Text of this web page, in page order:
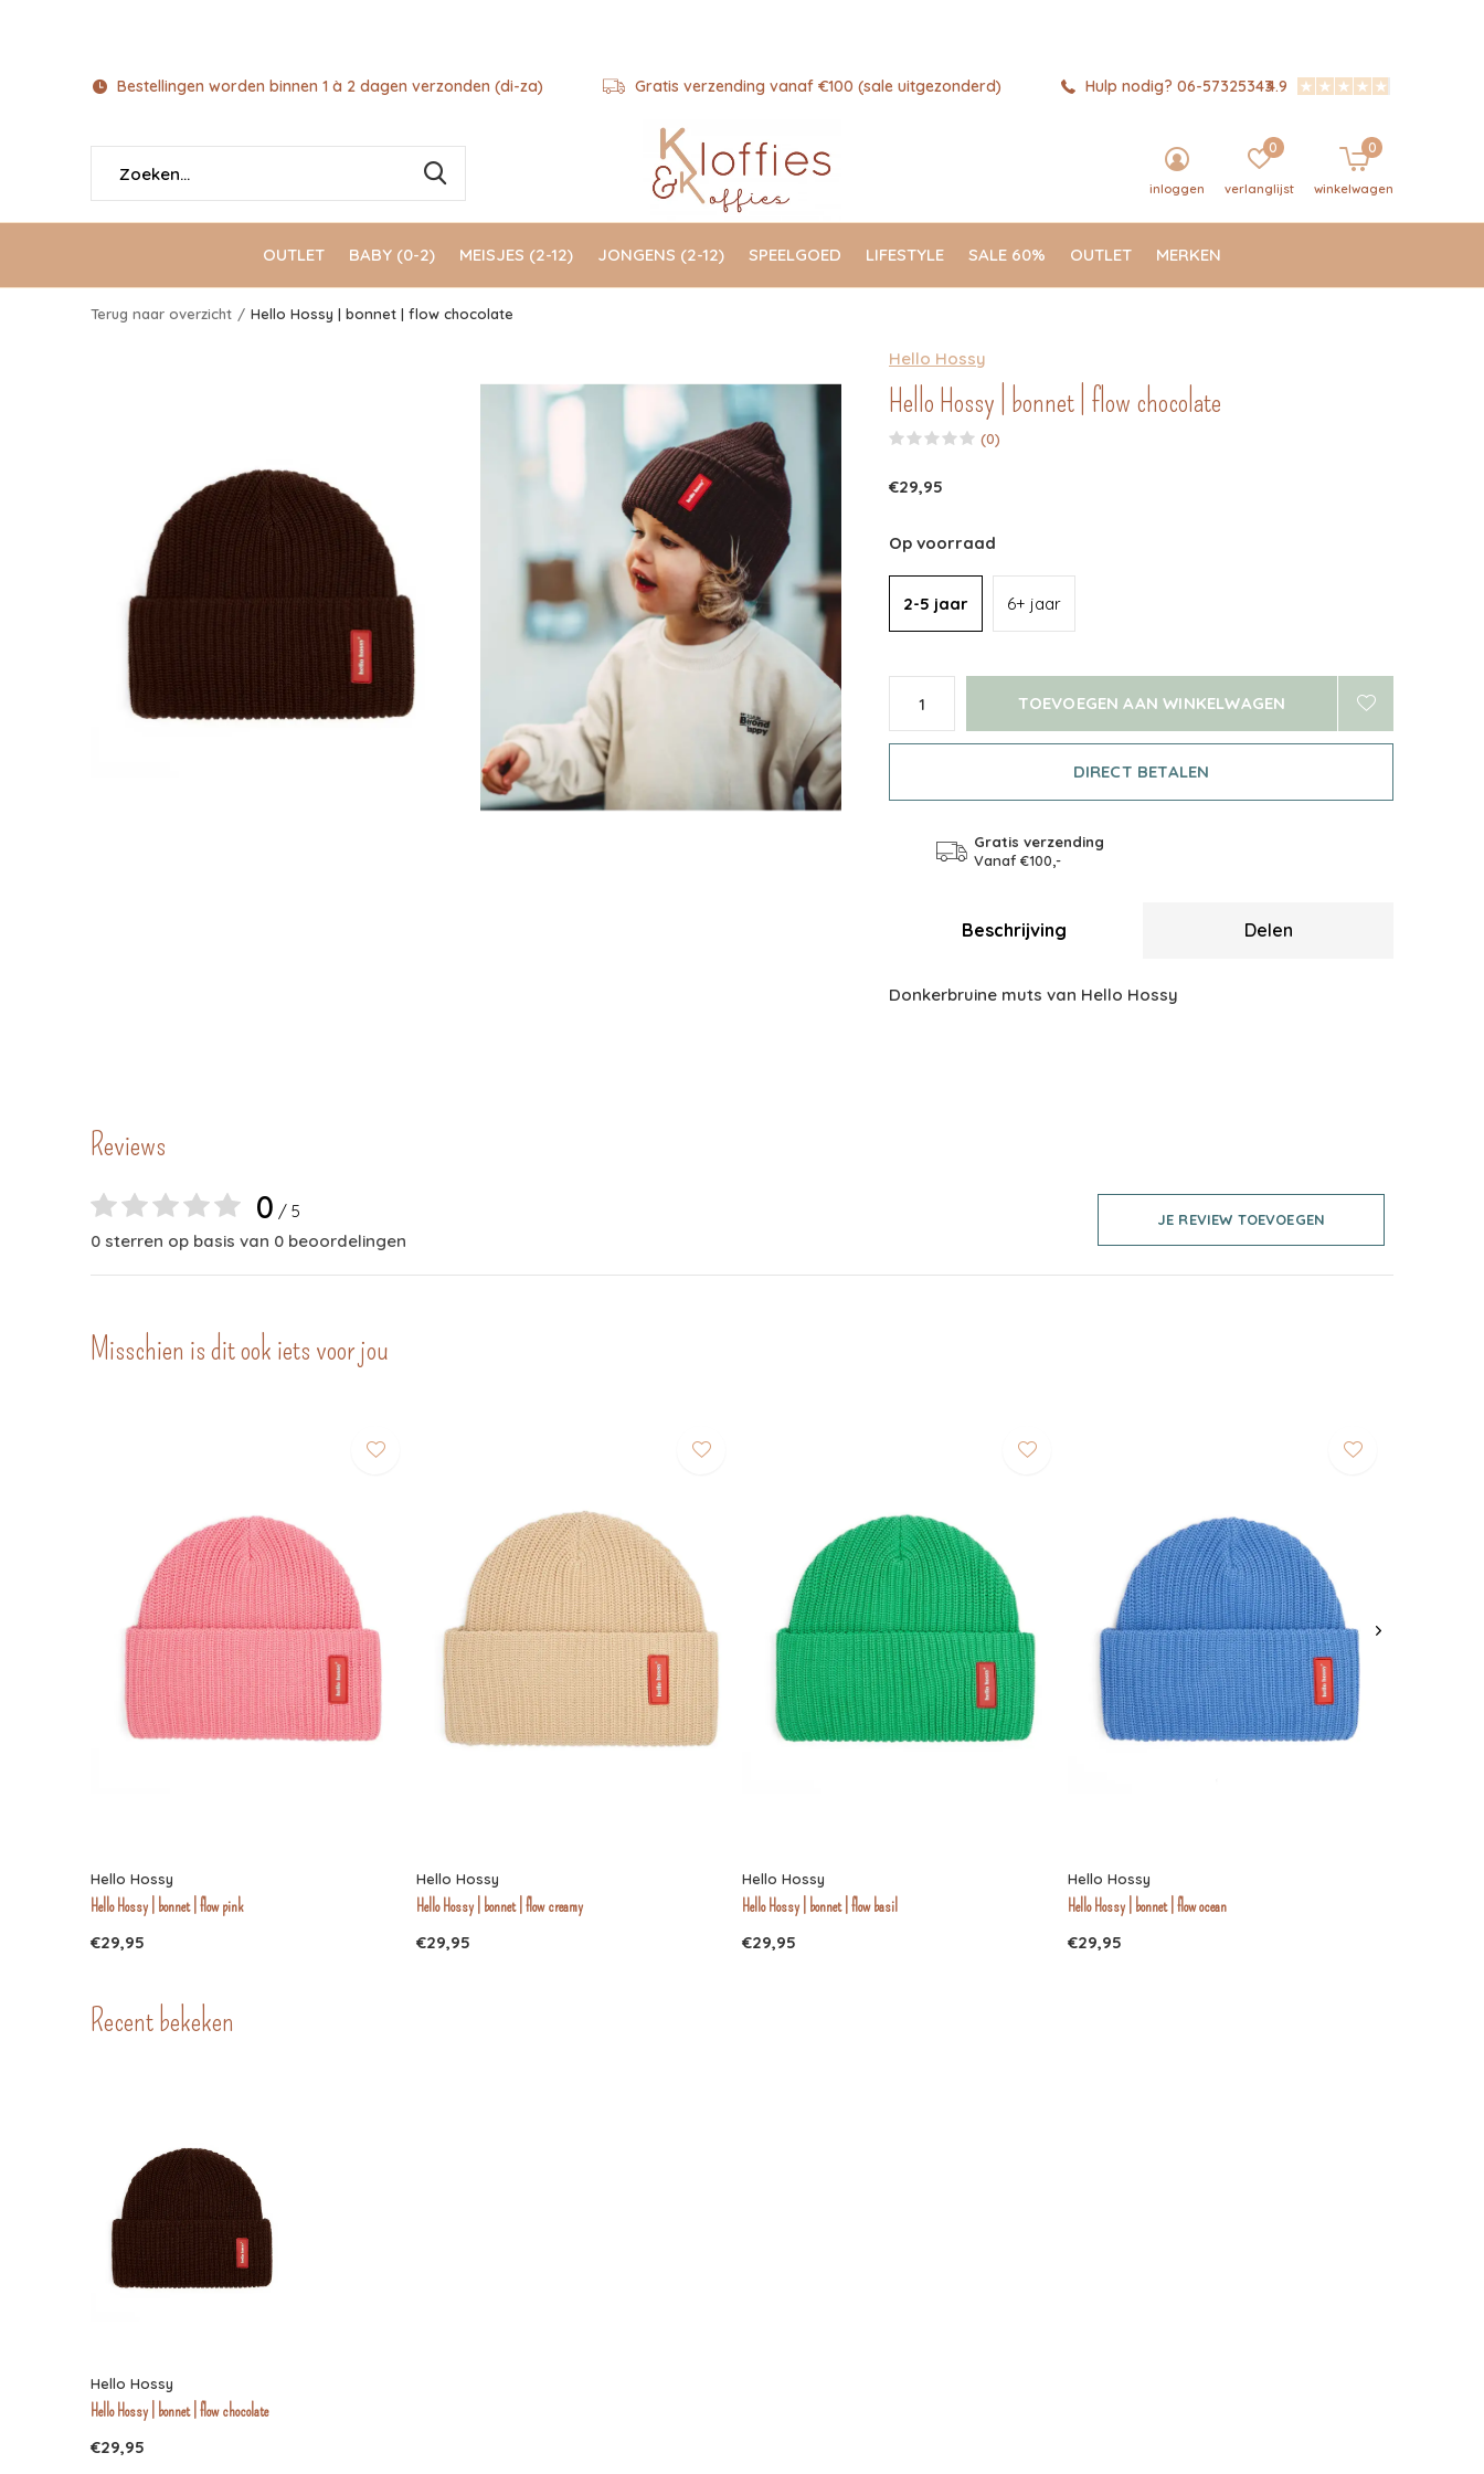
OUTLET BABY (0-2) MEISJES (2-12) JONGENS (2-12) SPEELGOED LIFESTYLE SALE 60% OUTLET MERKEN
inloggen verlanglijst
0
winkelwagen
0
Bestellingen worden binnen 1 à 2 dagen verzonden (di-za) Gratis verzending vanaf €100 (sale uitgezonderd) Hulp nodig? 06-573253434.9
Terug naar overzicht Hello Hossy | bonnet | flow chocolate
Hello Hossy
Hello Hossy | bonnet | flow chocolate
(0)
€29,95
Op voorraad
2-5 jaar 6+ jaar
TOEVOEGEN AAN WINKELWAGEN
DIRECT BETALEN
Gratis verzending
Vanaf €100,-
Beschrijving Delen
Donkerbruine muts van Hello Hossy
Reviews
0 / 5
0 sterren op basis van 0 beoordelingen
JE REVIEW TOEVOEGEN
Misschien is dit ook iets voor jou
Hello Hossy
Hello Hossy | bonnet | flow pink
€29,95
Hello Hossy
Hello Hossy | bonnet | flow creamy
€29,95
Hello Hossy
Hello Hossy | bonnet | flow basil
€29,95
Hello Hossy
Hello Hossy | bonnet | flow ocean
€29,95
Recent bekeken
Hello Hossy
Hello Hossy | bonnet | flow chocolate
€29,95